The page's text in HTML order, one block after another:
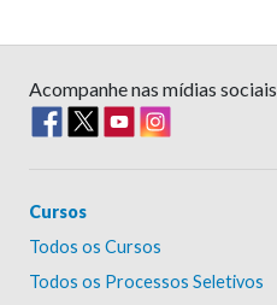
Acompanhe nas mídias sociais
Cursos
Todos os Cursos
Todos os Processos Seletivos